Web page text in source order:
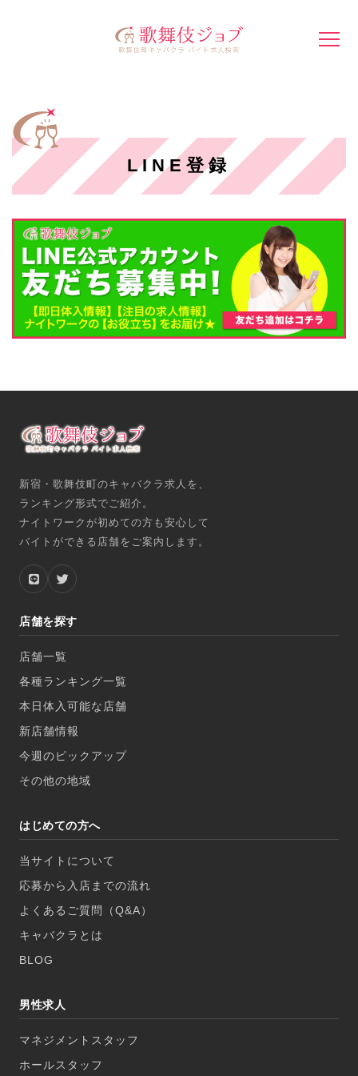
LINE登録
新宿・歌舞伎町のキャバクラ求人を、
ランキング形式でご紹介。
ナイトワークが初めての方も安心して
バイトができる店舗をご案内します。
店舗を探す
店舗一覧
各種ランキング一覧
本日体入可能な店舗
新店舗情報
今週のピックアップ
その他の地域
はじめての方へ
当サイトについて
応募から入店までの流れ
よくあるご質問（Q&A）
キャバクラとは
BLOG
男性求人
マネジメントスタッフ
ホールスタッフ